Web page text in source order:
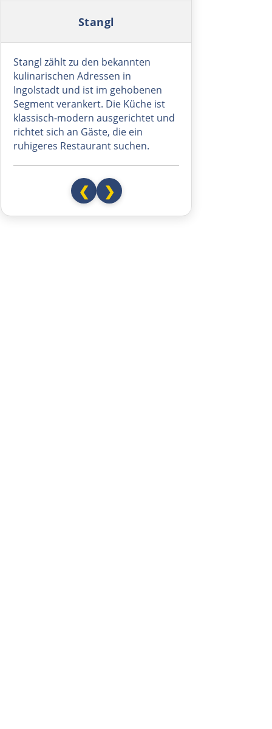
Elchowo
Chaskowo
Kardschali
Griechenland
Stangl
Stangl zählt zu den bekannten
kulinarischen Adressen in
Ingolstadt und ist im gehobenen
Segment verankert. Die Küche ist
klassisch-modern ausgerichtet und
richtet sich an Gäste, die ein
ruhigeres Restaurant suchen.
❮ ❯